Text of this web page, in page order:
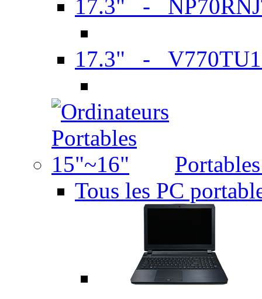
17.3" -
17.3" -
Tous les PC